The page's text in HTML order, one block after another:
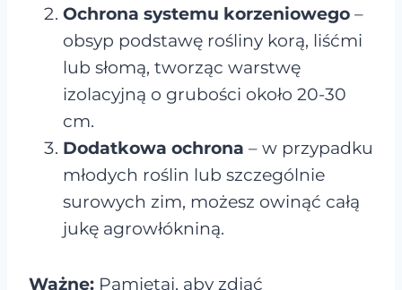
Ochrona systemu korzeniowego –
obsyp podstawę rośliny korą, liśćmi
lub słomą, tworząc warstwę
izolacyjną o grubości około 20-30
cm.
Dodatkowa ochrona – w przypadku
młodych roślin lub szczególnie
surowych zim, możesz owinąć całą
jukę agrowłókniną.
Ważne: Pamiętaj, aby zdjąć